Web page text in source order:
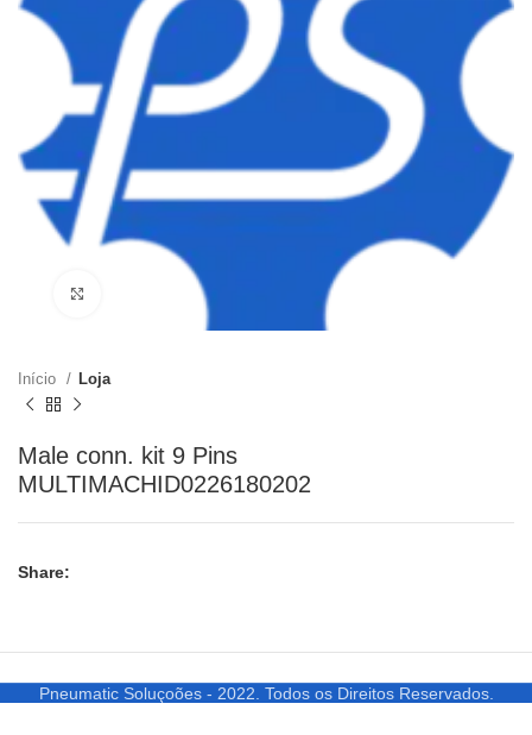
Clique para ampliar
Início Loja
Male conn. kit 9 Pins
MULTIMACHID0226180202
Share:
Pneumatic Soluçoões - 2022. Todos os Direitos Reservados.